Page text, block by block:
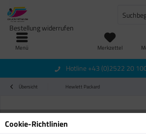
Menü Merkzettel
Bestellung widerrufen
Hotline +43 (0)2522 20
Übersicht Hewlett Packard
Cookie-Richtlinien